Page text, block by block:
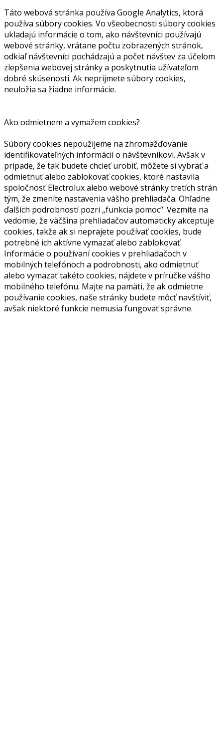
Táto webová stránka používa Google Analytics, ktorá
používa súbory cookies. Vo všeobecnosti súbory cookies
ukladajú informácie o tom, ako návštevníci používajú
webové stránky, vrátane počtu zobrazených stránok,
odkiaľ návštevníci pochádzajú a počet návštev za účelom
zlepšenia webovej stránky a poskytnutia užívateľom
dobré skúsenosti. Ak neprijmete súbory cookies,
neuložia sa žiadne informácie.
Ako odmietnem a vymažem cookies?
Súbory cookies nepoužijeme na zhromažďovanie
identifikovateľných informácií o návštevníkovi. Avšak v
prípade, že tak budete chcieť urobiť, môžete si vybrať a
odmietnuť alebo zablokovať cookies, ktoré nastavila
spoločnosť Electrolux alebo webové stránky tretích strán
tým, že zmeníte nastavenia vášho prehliadača. Ohľadne
ďalších podrobností pozri „funkcia pomoc“. Vezmite na
vedomie, že väčšina prehliadačov automaticky akceptuje
cookies, takže ak si neprajete používať cookies, bude
potrebné ich aktívne vymazať alebo zablokovať.
Informácie o používaní cookies v prehliadačoch v
mobilných telefónoch a podrobnosti, ako odmietnuť
alebo vymazať takéto cookies, nájdete v príručke vášho
mobilného telefónu. Majte na pamäti, že ak odmietne
používanie cookies, naše stránky budete môcť navštíviť,
avšak niektoré funkcie nemusia fungovať správne.